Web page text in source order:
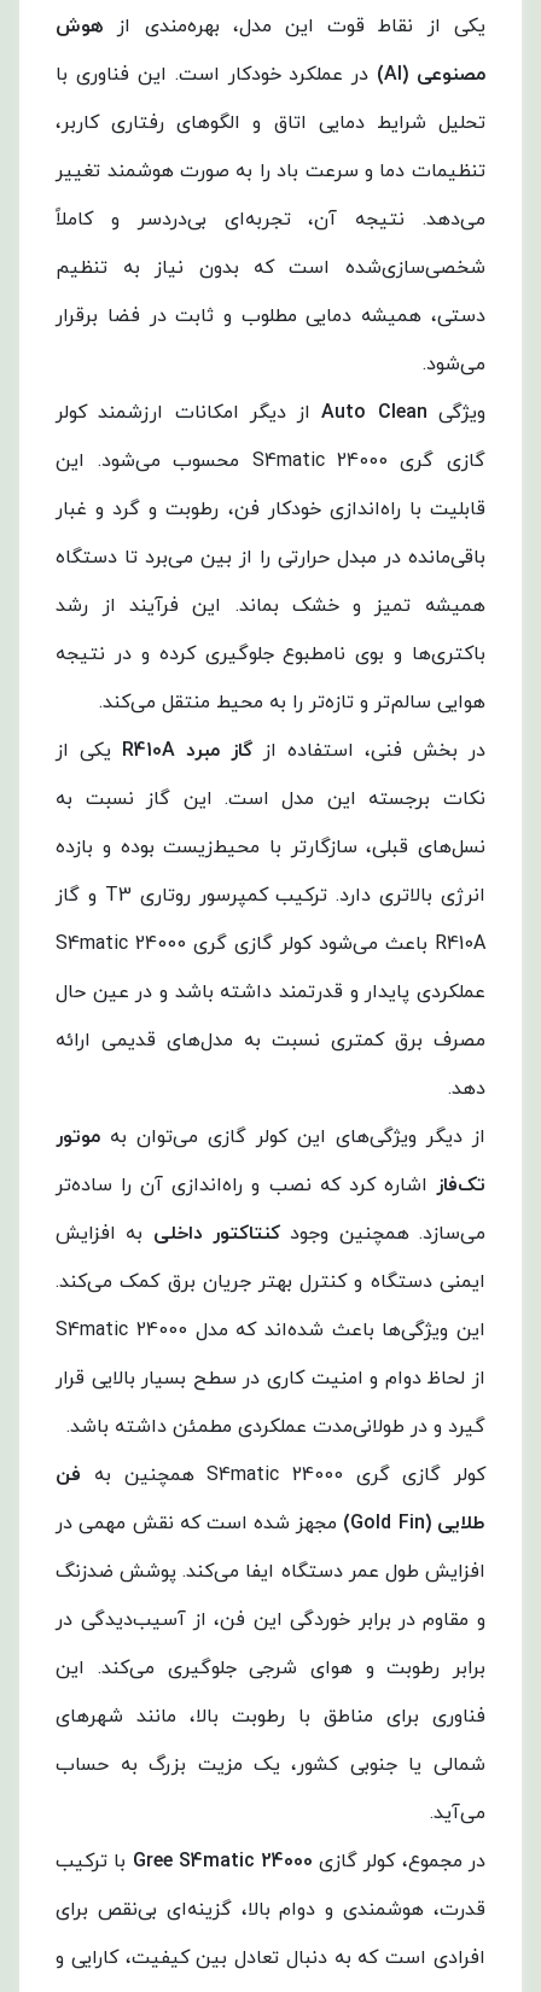
یکی از نقاط قوت این مدل، بهره‌مندی از هوش
مصنوعی (AI)
در عملکرد خودکار است. این فناوری با
تحلیل شرایط دمایی اتاق و الگوهای رفتاری کاربر،
تنظیمات دما و سرعت باد را به صورت هوشمند تغییر
می‌دهد. نتیجه آن، تجربه‌ای بی‌دردسر و کاملاً
شخصی‌سازی‌شده است که بدون نیاز به تنظیم
دستی، همیشه دمایی مطلوب و ثابت در فضا برقرار
می‌شود.
ویژگی Auto Cleanاز دیگر امکانات ارزشمند کولر
گازی گری S4matic 24000 محسوب می‌شود. این
قابلیت با راه‌اندازی خودکار فن، رطوبت و گرد و غبار
باقی‌مانده در مبدل حرارتی را از بین می‌برد تا دستگاه
همیشه تمیز و خشک بماند. این فرآیند از رشد
باکتری‌ها و بوی نامطبوع جلوگیری کرده و در نتیجه
هوایی سالم‌تر و تازه‌تر را به محیط منتقل می‌کند.
در بخش فنی، استفاده از گاز مبرد R410A
یکی از
نکات برجسته این مدل است. این گاز نسبت به
نسل‌های قبلی، سازگارتر با محیط‌زیست بوده و بازده
انرژی بالاتری دارد. ترکیب کمپرسور روتاری T3 و گاز
R410A باعث می‌شود کولر گازی گری S4matic 24000
عملکردی پایدار و قدرتمند داشته باشد و در عین حال
مصرف برق کمتری نسبت به مدل‌های قدیمی ارائه
دهد.
از دیگر ویژگی‌های این کولر گازی می‌توان به موتور
تک‌فاز اشاره کرد که نصب و راه‌اندازی آن را ساده‌تر
می‌سازد. همچنین وجود کنتاکتور داخلی به افزایش
ایمنی دستگاه و کنترل بهتر جریان برق کمک می‌کند.
این ویژگی‌ها باعث شده‌اند که مدل S4matic 24000
از لحاظ دوام و امنیت کاری در سطح بسیار بالایی قرار
گیرد و در طولانی‌مدت عملکردی مطمئن داشته باشد.
کولر گازی گری S4matic 24000 همچنین به
فن
طلایی (Gold Fin)
مجهز شده است که نقش مهمی در
افزایش طول عمر دستگاه ایفا می‌کند. پوشش ضد‌زنگ
و مقاوم در برابر خوردگی این فن، از آسیب‌دیدگی در
برابر رطوبت و هوای شرجی جلوگیری می‌کند. این
فناوری برای مناطق با رطوبت بالا، مانند شهرهای
شمالی یا جنوبی کشور، یک مزیت بزرگ به حساب
می‌آید.
در مجموع، کولر گازی Gree S4matic 24000 با ترکیب
قدرت، هوشمندی و دوام بالا، گزینه‌ای بی‌نقص برای
افرادی است که به دنبال تعادل بین کیفیت، کارایی و